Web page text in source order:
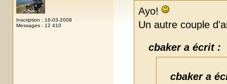
Inscription : 16-03-2008
Messages : 12 410
Ayo!
Un autre couple
cbaker a écrit :
cbaker a